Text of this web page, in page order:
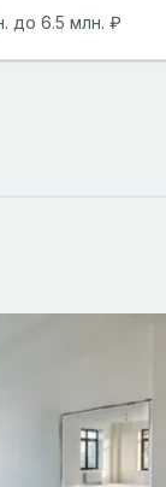
до 6.5 млн. ₽